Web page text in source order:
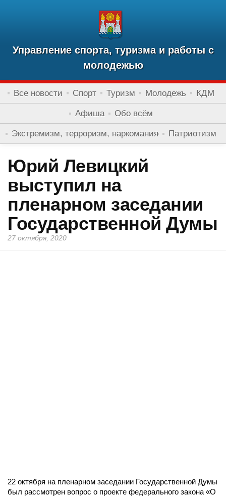
Управление спорта, туризма и работы с
молодежью
Все новости Спорт Туризм Молодежь КДМ
Афиша Обо всём
Экстремизм, терроризм, наркомания Патриотизм
Юрий Левицкий
выступил на
пленарном заседании
Государственной Думы
27 октября, 2020
22 октября на пленарном заседании Государственной Думы
был рассмотрен вопрос о проекте федерального закона «О